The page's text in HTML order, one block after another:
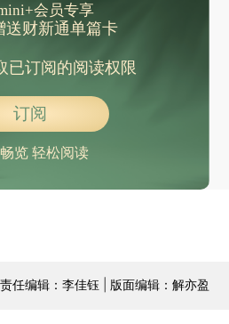
会员专享
送财新通单篇卡
已订阅的阅读权限
订阅
览 轻松阅读
责任编辑：李佳钰 | 版面编辑：解亦盈